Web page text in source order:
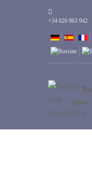
+34 626 963 942
now